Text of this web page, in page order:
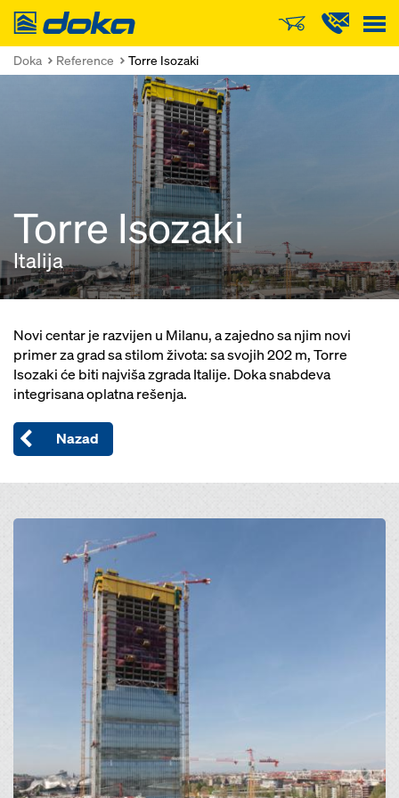
Doka
Doka Reference Torre Isozaki
Torre Isozaki
Italija
Novi centar je razvijen u Milanu, a zajedno sa njim novi
primer za grad sa stilom života: sa svojih 202 m, Torre
Isozaki će biti najviša zgrada Italije. Doka snabdeva
integrisana oplatna rešenja.
Nazad
Open